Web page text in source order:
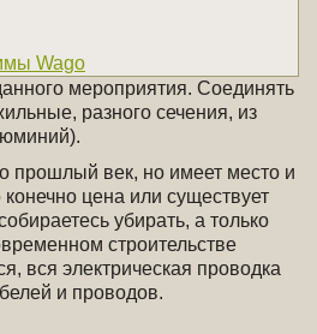
Wago
мероприятия. Соединять
разного сечения, из
прошлый век, но имеет место и
цена или существует
убирать, а только
строительстве
вся электрическая проводка
и проводов.